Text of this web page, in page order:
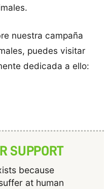
nuestra campaña
puedes visitar
dedicada a ello:
SUPPORT
because
at human